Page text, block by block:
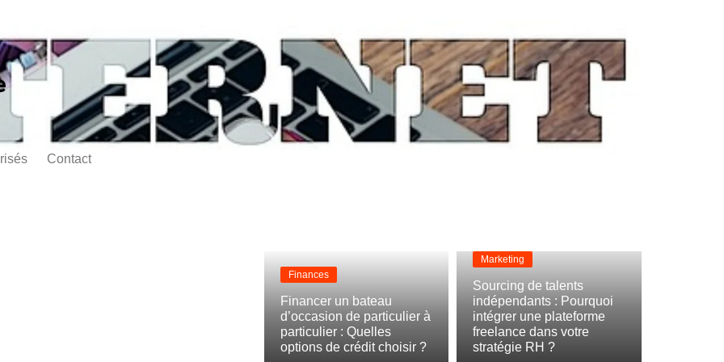
Contact
Finances
Financer un bateau
d’occasion de particulier à
particulier : Quelles
options de crédit choisir ?
Marketing
Sourcing de talents
indépendants : Pourquoi
intégrer une plateforme
freelance dans votre
stratégie RH ?